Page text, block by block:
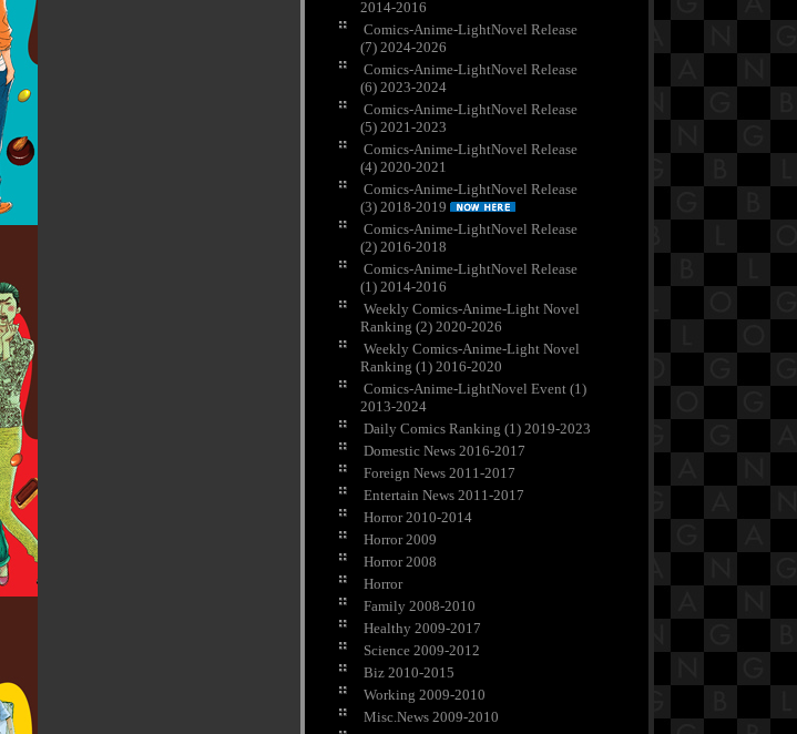
2014-2016
Comics-Anime-LightNovel Release
(7) 2024-2026
Comics-Anime-LightNovel Release
(6) 2023-2024
Comics-Anime-LightNovel Release
(5) 2021-2023
Comics-Anime-LightNovel Release
(4) 2020-2021
Comics-Anime-LightNovel Release
(3) 2018-2019
Comics-Anime-LightNovel Release
(2) 2016-2018
Comics-Anime-LightNovel Release
(1) 2014-2016
Weekly Comics-Anime-Light Novel
Ranking (2) 2020-2026
Weekly Comics-Anime-Light Novel
Ranking (1) 2016-2020
Comics-Anime-LightNovel Event (1)
2013-2024
Daily Comics Ranking (1) 2019-2023
Domestic News 2016-2017
Foreign News 2011-2017
Entertain News 2011-2017
Horror 2010-2014
Horror 2009
Horror 2008
Horror
Family 2008-2010
Healthy 2009-2017
Science 2009-2012
Biz 2010-2015
Working 2009-2010
Misc.News 2009-2010